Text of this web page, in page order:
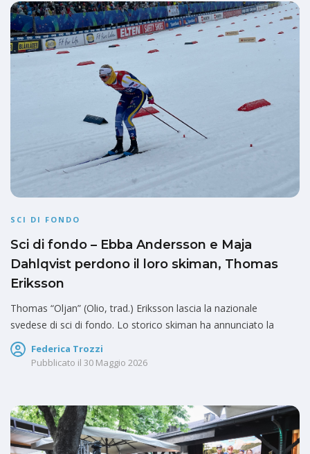
SCI DI FONDO
Sci di fondo – Ebba Andersson e Maja
Dahlqvist perdono il loro skiman, Thomas
Eriksson
Thomas “Oljan” (Olio, trad.) Eriksson lascia la nazionale
svedese di sci di fondo. Lo storico skiman ha annunciato la
Federica Trozzi
Pubblicato il 30 Maggio 2026